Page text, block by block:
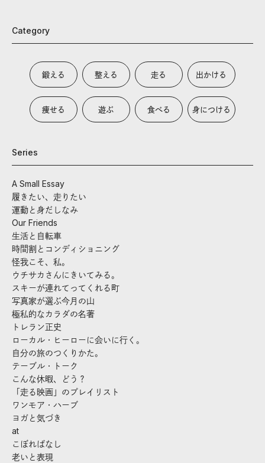
Category
鍛える 整える 走る 出かける
痩せる 遊ぶ 食べる 身につける
Series
A Small Essay
履きたい、走りたい
運動と身だしなみ
Our Friends
生活と自転車
時間割とコンディショニング
怪我こそ、私。
ウチサカさんにきいてみる。
スキーが連れてってくれる町
写真家が選ぶ今月の山
極私的なカラダの名著
トレラン正史
ローカル・ヒーローに会いに行く。
自分の旅のつくりかた。
テーブル・トーク
こんな休暇、どう？
「走る映画」のプレイリスト
ワンモア・ハーブ
ヨガと気づき
at
こぼればなし
老いと表現